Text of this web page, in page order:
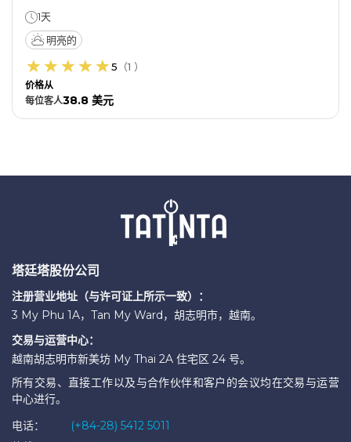
1天
明亮的
5 （1 ）
价格从
每位客人38.8 美元
塔廷塔股份公司
注册营业地址（与许可证上所示一致）：
3 My Phu 1A，Tan My Ward，胡志明市，越南。
交易与运营中心：
越南胡志明市新美坊 My Thai 2A 住宅区 24 号。
所有交易、直接工作以及与合作伙伴和客户的会议均在交易与运营
中心进行。
电话：
(+84-28) 5412 5011